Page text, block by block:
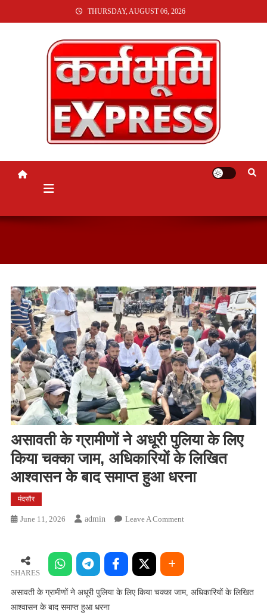
TO
THURSDAY, AUGUST 06, 2026
KARMABHUMI EXPRESS
असावती के ग्रामीणों ने अधूरी पुलिया के लिए
किया चक्का जाम, अधिकारियों के लिखित
आश्वासन के बाद समाप्त हुआ धरना
मंदसौर
June 11, 2026 Admin Leave A CommentOn
ग्रामीणों
ने
अधूरी
SHARES
असावती के ग्रामीणों ने अधूरी पुलिया के लिए किया चक्का जाम, अधिकारियों के लिखित
आश्वासन के बाद समाप्त हुआ धरना